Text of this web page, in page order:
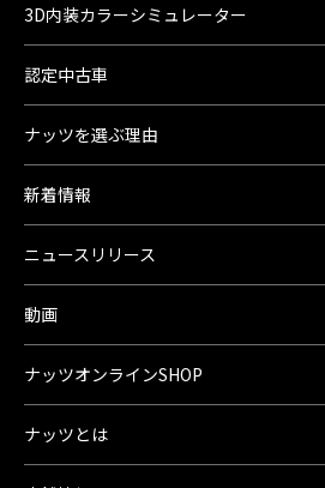
3D内装カラーシミュレーター
認定中古車
ナッツを選ぶ理由
新着情報
ニュースリリース
動画
ナッツオンラインSHOP
ナッツとは